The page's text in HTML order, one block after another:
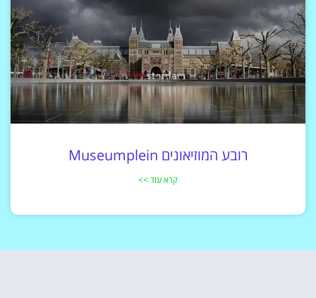
רובע המוזיאונים Museumplein
קרא עוד >>